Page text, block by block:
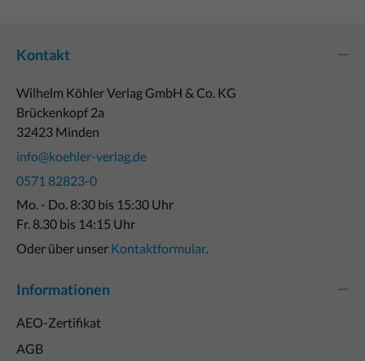
Kontakt
Wilhelm Köhler Verlag GmbH & Co. KG
Brückenkopf 2a
32423 Minden
info@koehler-verlag.de
0571 82823-0
Mo. - Do. 8:30 bis 15:30 Uhr
Fr. 8.30 bis 14:15 Uhr
Oder über unser Kontaktformular
Informationen
AEO-Zertifikat
AGB